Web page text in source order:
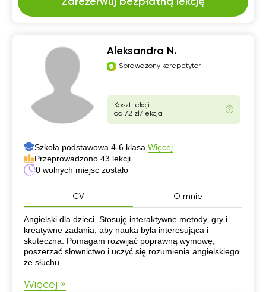
Aleksandra N.
Sprawdzony korepetytor
Koszt lekcji
od 72 zł/lekcja
Szkoła podstawowa 4-6 klasa, Więcej
Przeprowadzono 43 lekcji
0 wolnych miejsc zostało
CV O mnie
CV
Angielski dla dzieci. Stosuję interaktywne metody, gry i
kreatywne zadania, aby nauka była interesująca i
skuteczna. Pomagam rozwijać poprawną wymowę,
poszerzać słownictwo i uczyć się rozumienia angielskiego
ze słuchu.
Więcej »